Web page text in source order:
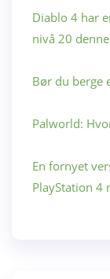
Diablo 4 har
nivå 20
Bør du berge
Palworld:
En fornyet
PlayStation 4